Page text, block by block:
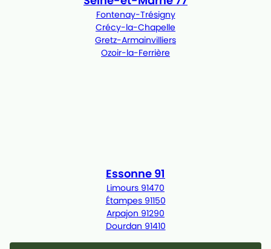
Fontenay-Trésigny
Crécy-la-Chapelle
Gretz-Armainvilliers
Ozoir-la-Ferrière
Essonne 91
Limours 91470
Étampes 91150
Arpajon 91290
Dourdan 91410